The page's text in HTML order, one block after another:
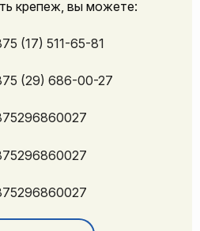
крепеж, вы можете:
(17) 511-65-81
(29) 686-00-27